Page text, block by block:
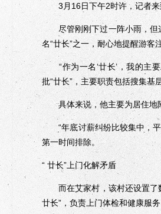
3月16日下午2时许，记者来
尽管刚刚下过一阵小雨，但这
名“廿长”之一，耐心地提醒游客
“作为一名‘廿长’，我的主要
批“廿长”，主要职责包括搜集
具体来说，他主要为居住地附
“年底讨薪纠纷比较集中，平
第一时间排除。
“ 廿长”上门化解矛盾
而在艾家村，该村还设置了数
廿长”，负责上门体检和健康服